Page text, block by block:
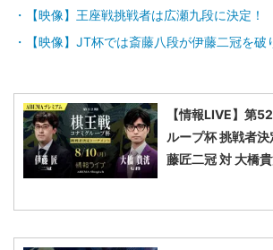
【映像】王座戦挑戦者は広瀬九段に決定！
【映像】JT杯では斎藤八段が伊藤二冠を破
【情報LIVE】第
ループ杯 挑戦者
藤匠二冠 対 大橋